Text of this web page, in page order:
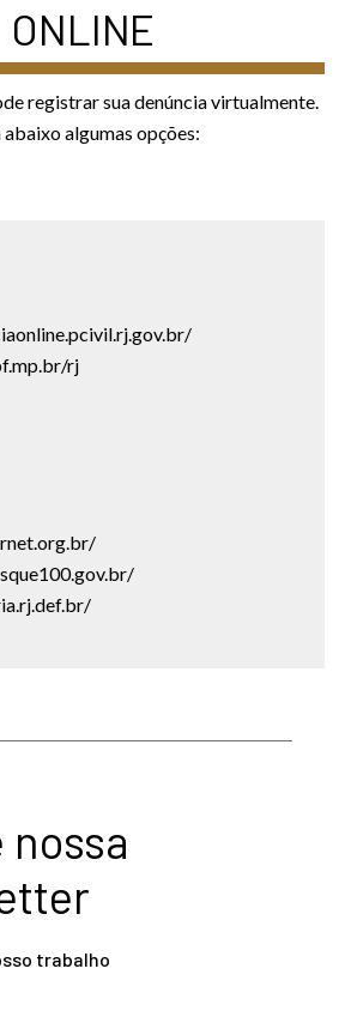
ONLINE
registrar sua denúncia virtualmente.
abaixo algumas opções:
rj
nossa
trabalho